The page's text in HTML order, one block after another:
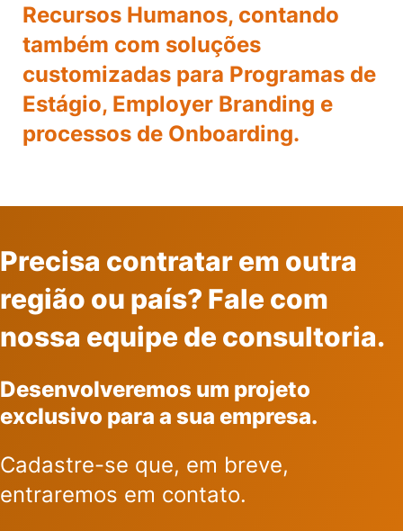
Recursos Humanos, contando
também com soluções
customizadas para Programas de
Estágio, Employer Branding e
processos de Onboarding.
Precisa contratar em outra
região ou país? Fale com
nossa equipe de consultoria.
Desenvolveremos um projeto
exclusivo para a sua empresa.
Cadastre-se que, em breve,
entraremos em contato.